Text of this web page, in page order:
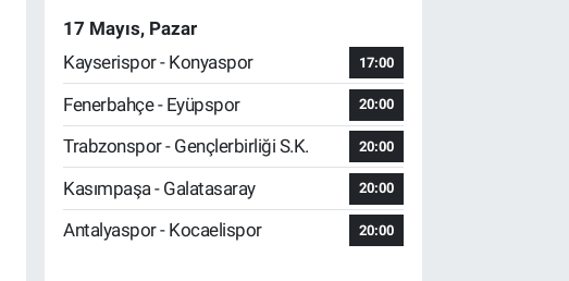
17 Mayıs, Pazar
Kayserispor - Konyaspor
17:00
Fenerbahçe - Eyüpspor 20:00
Trabzonspor - Gençlerbirliği S.K. 20:00
Kasımpaşa - Galatasaray 20:00
Antalyaspor - Kocaelispor 20:00